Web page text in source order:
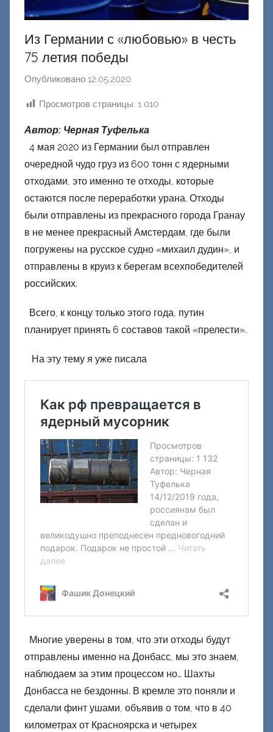
Из Германии с «любовью» в честь
75 летия победы
Опубликовано 12.05.2020
т
о
р
о
ш
и
к
Д
е
ц
и
й
Просмотров страницы: 1 010
Автор: Черная Туфелька
4 мая 2020 из Германии был отправлен
очередной чудо груз из 600 тонн с ядерными
отходами, это именно те отходы, которые
остаются после переработки урана. Отходы
были отправлены из прекрасного города Гранау
в не менее прекрасный Амстердам, где были
погружены на русское судно «михаил дудин», и
отправлены в круиз к берегам всехпобедителей
российских.
Всего, к концу только этого года, путин
планирует принять 6 составов такой «прелести».
На эту тему я уже писала
Многие уверены в том, что эти отходы будут
отправлены именно на Донбасс, мы это знаем,
наблюдаем за этим процессом но… Шахты
Донбасса не бездонны. В кремле это поняли и
сделали финт ушами, объявив о том, что в 40
километрах от Красноярска и четырех